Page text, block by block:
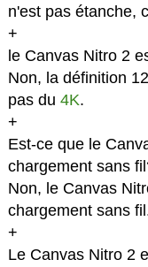
n'est pas étanche,
+
le Canvas Nitro 2
Non, la définition
pas du 4K.
+
Est-ce que le
chargement sans
Non, le Canvas
chargement sans
+
Le Canvas Nitro 2